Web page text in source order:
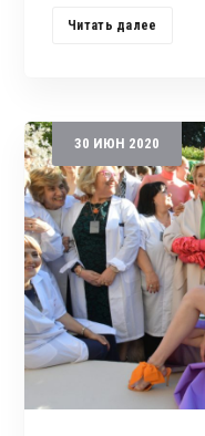
Читать далее
30 ИЮН 2020